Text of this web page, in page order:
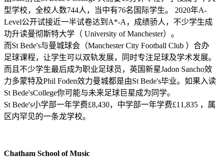
型学校，全校人数744人，当中有76名国际学生。 2020年A-
Level公开试接近一半试卷达到A*-A，成绩骄人，不少学生成
功升读曼彻斯特大学（ University of Manchester）。
而St Bede's与曼城球会（Manchester City Football Club ）合办
足球课程，让学生可以双轨发展，同时专注足球及学术发展。
而且不少学生最后成为职业足球员，英国新星Jadon Sancho效
力多蒙特及Phil Foden效力曼城都是由St Bede's毕业。如果入读
St Bede'sCollege你可能与未来足球巨星成为同学。
St Bede's小学部一年学费£8,430，中学部一年学费£11,835 ，属
区内罕见的一条龙学校。
Chatham School of Music